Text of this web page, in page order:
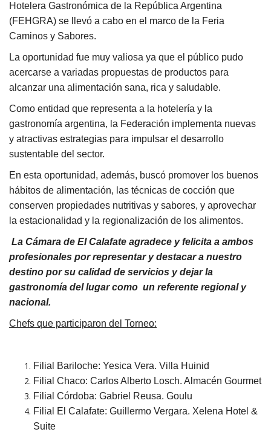
Hotelera Gastronómica de la República Argentina
(FEHGRA) se llevó a cabo en el marco de la Feria
Caminos y Sabores.
La oportunidad fue muy valiosa ya que el público pudo
acercarse a variadas propuestas de productos para
alcanzar una alimentación sana, rica y saludable.
Como entidad que representa a la hotelería y la
gastronomía argentina, la Federación implementa nuevas
y atractivas estrategias para impulsar el desarrollo
sustentable del sector.
En esta oportunidad, además, buscó promover los buenos
hábitos de alimentación, las técnicas de cocción que
conserven propiedades nutritivas y sabores, y aprovechar
la estacionalidad y la regionalización de los alimentos.
La Cámara de El Calafate agradece y felicita a ambos
profesionales por representar y destacar a nuestro
destino por su calidad de servicios y dejar la
gastronomía del lugar como un referente regional y
nacional.
Chefs que participaron del Torneo:
Filial Bariloche: Yesica Vera. Villa Huinid
Filial Chaco: Carlos Alberto Losch. Almacén Gourmet
Filial Córdoba: Gabriel Reusa. Goulu
Filial El Calafate: Guillermo Vergara. Xelena Hotel &
Suite